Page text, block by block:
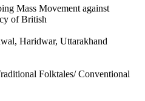
Mass Movement against
of British
Haridwar, Uttarakhand
Folktales/ Conventional